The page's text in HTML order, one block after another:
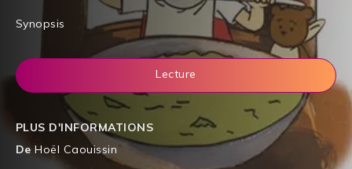
Synopsis
Lecture
PLUS D'INFORMATIONS
De Hoël Caouissin